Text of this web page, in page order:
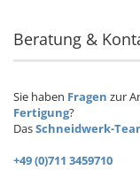
Beratung &
Sie haben Fragen zur
Fertigung?
DasSchneidwerk-
+49 (0)711 3459710